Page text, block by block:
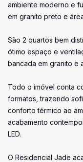
ambiente moderno e
em granito preto e
São 2 quartos bem
ótimo espaço e
bancada em granito e
Todo o imóvel conta
formatos, trazendo
conforto térmico ao
acabamento
LED.
O Residencial Jade